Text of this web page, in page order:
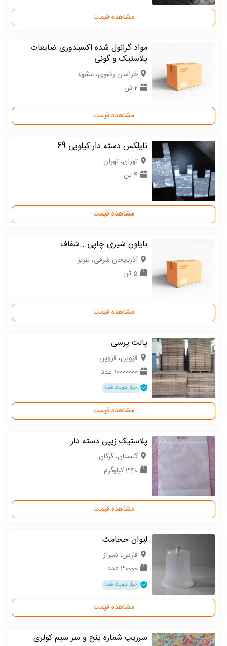
مشاهده قیمت
مواد گرانول شده اکسیدوری ضایعات
پلاستیک و گونی
خراسان رضوی، مشهد
2 تن
مشاهده قیمت
نایلکس دسته دار کیلویی 69
تهران، تهران
4 تن
مشاهده قیمت
نایلون شیری چاپی...شفاف
آذربایجان شرقی، تبریز
5 تن
مشاهده قیمت
پالت پرسی
قزوین، قزوین
10000000 عدد
احراز هویت شده
مشاهده قیمت
پلاستیک زیپی دسته دار
گلستان، گرگان
340 کیلوگرم
مشاهده قیمت
لیوان حجامت
فارس، شیراز
30000 عدد
احراز هویت شده
مشاهده قیمت
سرزیپ شماره پنج و سر سیم کولری